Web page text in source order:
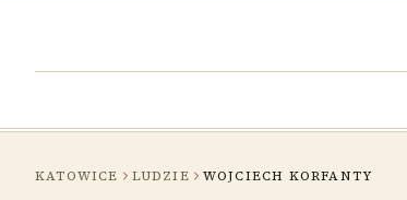
KATOWICE LUDZIE WOJCIECH KORFANTY